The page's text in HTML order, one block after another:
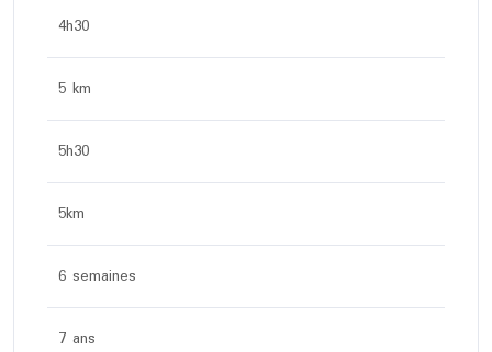
4h30
5 km
5h30
5km
6 semaines
7 ans